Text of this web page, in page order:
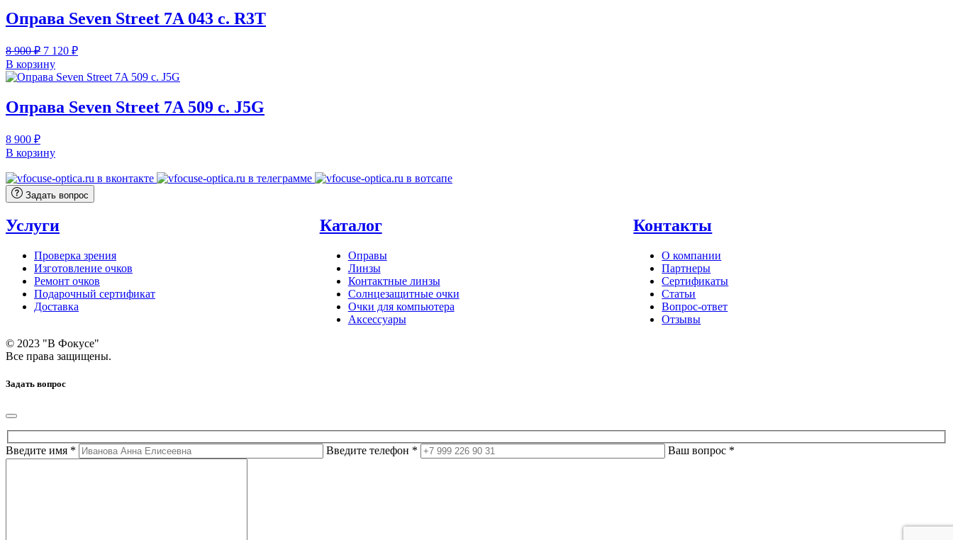
Оправа Seven Street 7A 043 с. R3T
8 900₽ Первоначальная
цена
составляла
8
900 ₽.
7 120 ₽Текущая
7
В корзину
Оправа Seven Street 7A 509 c. J5G
8 900 ₽
В корзину
Задать вопрос
Услуги
Проверка зрения
Изготовление очков
Ремонт очков
Подарочный сертификат
Доставка
Каталог
Оправы
Линзы
Контактные линзы
Солнцезащитные очки
Очки для компьютера
Аксессуары
Контакты
О компании
Партнеры
Сертификаты
Статьи
Вопрос-ответ
Отзывы
© 2023 "В Фокусе"
Все права защищены.
Задать вопрос
Введите имя * Введите телефон * Ваш вопрос *